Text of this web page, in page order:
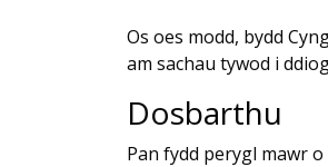
Os oes modd, bydd
am sachau tywod i
Dosbarthu
Pan fydd perygl mawr